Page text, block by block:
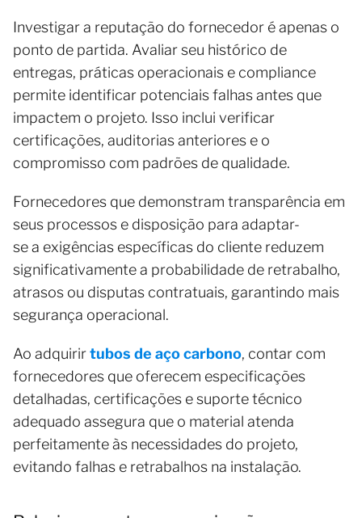
Investigar a reputação do fornecedor é apenas o
ponto de partida. Avaliar seu histórico de
entregas, práticas operacionais e compliance
permite identificar potenciais falhas antes que
impactem o projeto. Isso inclui verificar
certificações, auditorias anteriores e o
compromisso com padrões de qualidade.
Fornecedores que demonstram transparência em
seus processos e disposição para adaptar-
se a exigências específicas do cliente reduzem
significativamente a probabilidade de retrabalho,
atrasos ou disputas contratuais, garantindo mais
segurança operacional.
Ao adquirirtubos de aço carbono, contar com
fornecedores que oferecem especificações
detalhadas, certificações e suporte técnico
adequado assegura que o material atenda
perfeitamente às necessidades do projeto,
evitando falhas e retrabalhos na instalação.